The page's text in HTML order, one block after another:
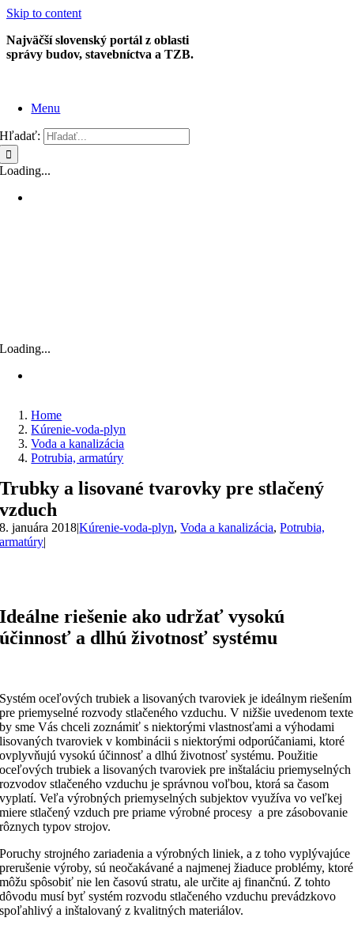
Skip to content
Najväčší slovenský portál z oblasti
správy budov, stavebníctva a TZB.
Menu
Hľadať:
Loading...
Loading...
Home
Kúrenie-voda-plyn
Voda a kanalizácia
Potrubia, armatúry
Trubky a lisované tvarovky pre stlačený
vzduch
8. januára 2018|Kúrenie-voda-plyn,Voda a kanalizácia,Potrubia,
armatúry|
Ideálne riešenie ako udržať vysokú
účinnosť a dlhú životnosť systému
Systém oceľových trubiek a lisovaných tvaroviek je ideálnym riešením
pre priemyselné rozvody stlačeného vzduchu. V nižšie uvedenom texte
by sme Vás chceli zoznámiť s niektorými vlastnosťami a výhodami
lisovaných tvaroviek v kombinácii s niektorými odporúčaniami, ktoré
ovplyvňujú vysokú účinnosť a dlhú životnosť systému. Použitie
oceľových trubiek a lisovaných tvaroviek pre inštaláciu priemyselných
rozvodov stlačeného vzduchu je správnou voľbou, ktorá sa časom
vyplatí. Veľa výrobných priemyselných subjektov využíva vo veľkej
miere stlačený vzduch pre priame výrobné procesy a pre zásobovanie
rôznych typov strojov.
Poruchy strojného zariadenia a výrobných liniek, a z toho vyplývajúce
prerušenie výroby, sú neočakávané a najmenej žiaduce problémy, ktoré
môžu spôsobiť nie len časovú stratu, ale určite aj finančnú. Z tohto
dôvodu musí byť systém rozvodu stlačeného vzduchu prevádzkovo
spoľahlivý a inštalovaný z kvalitných materiálov.